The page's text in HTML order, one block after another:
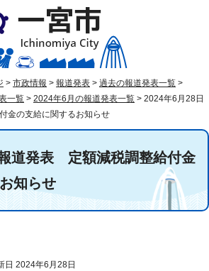
> 市政情報 > 報道発表 > 過去の報道発表一覧 >
一覧 > 2024年6月の報道発表一覧 > 2024年6月28日
金の支給に関するお知らせ
道発表 定額減税調整給付金
知らせ
2024年6月28日